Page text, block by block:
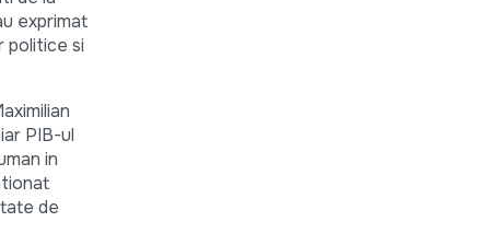
exprimat
politice si
PIB-ul
in
de